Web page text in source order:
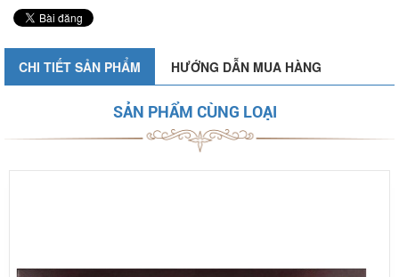
CHI TIẾT SẢN PHẨM HƯỚNG DẪN MUA HÀNG
SẢN PHẨM CÙNG LOẠI